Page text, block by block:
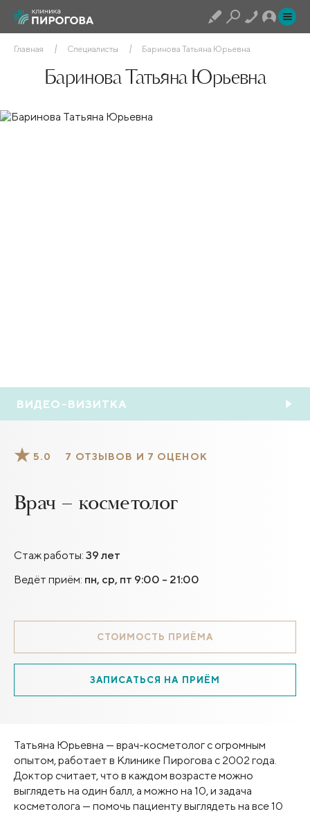
Главная Специалисты Баринова Татьяна Юрьевна
Баринова Татьяна Юрьевна
ВИДЕО-ВИЗИТКА
5.0 7 ОТЗЫВОВ И 7 ОЦЕНОК
Врач – косметолог
Стаж работы: 39 лет
Ведёт приём: пн, ср, пт 9:00 - 21:00
СТОИМОСТЬ ПРИЁМА
ЗАПИСАТЬСЯ НА ПРИЁМ
Татьяна Юрьевна — врач-косметолог с огромным
опытом, работает в Клинике Пирогова с 2002 года.
Доктор считает, что в каждом возрасте можно
выглядеть на один балл, а можно на 10, и задача
косметолога — помочь пациенту выглядеть на все 10